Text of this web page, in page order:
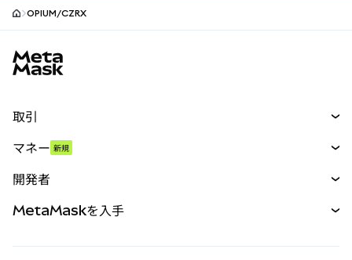
OPIUM/CZRX
取引
パーペチュアル
RWA
マネー 新規
開発者
MetaMaskを入手